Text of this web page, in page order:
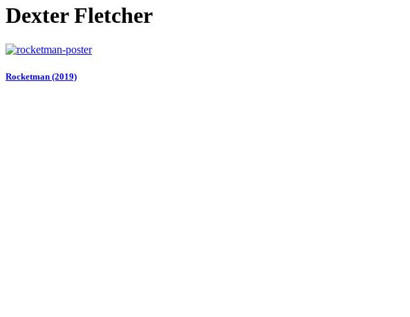
Dexter Fletcher
Rocketman (2019)